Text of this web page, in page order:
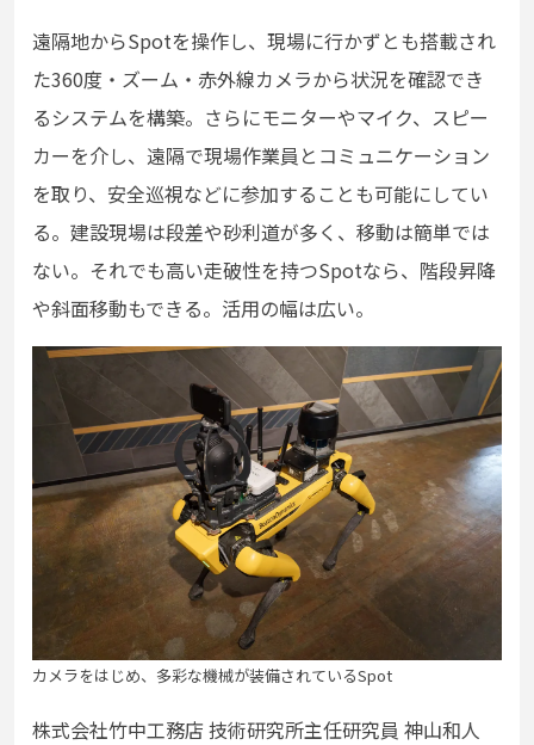
遠隔地からSpotを操作し、現場に行かずとも搭載され
た360度・ズーム・赤外線カメラから状況を確認でき
るシステムを構築。さらにモニターやマイク、スピー
カーを介し、遠隔で現場作業員とコミュニケーション
を取り、安全巡視などに参加することも可能にしてい
る。建設現場は段差や砂利道が多く、移動は簡単では
ない。それでも高い走破性を持つSpotなら、階段昇降
や斜面移動もできる。活用の幅は広い。
カメラをはじめ、多彩な機械が装備されているSpot
株式会社竹中工務店 技術研究所主任研究員 神山和人